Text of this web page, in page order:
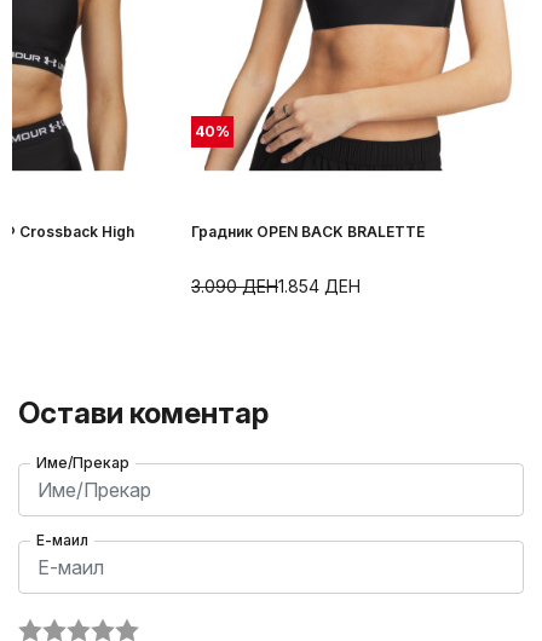
Crossback High
40%
Градник OPEN BACK BRALETTE
1.854 ДЕН
3.090ДЕН
Остави коментар
Име/Прекар
Е-маил